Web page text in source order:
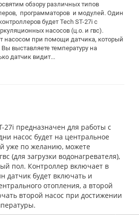
обзору различных типов
программаторов и модулей. Один
будет Tech ST-27i с
насосов (ц.о. и гвс).
насосом при помощи датчика, который
Вы выставляете температуру на
датчик видит...
27i предназначен для работы с
насос будет на центральное
уже по желанию, можете
(для загрузки водонагревателя),
пол. Контроллер включает в
датчик будет включать и
отопления, а второй
второй насос при достижении